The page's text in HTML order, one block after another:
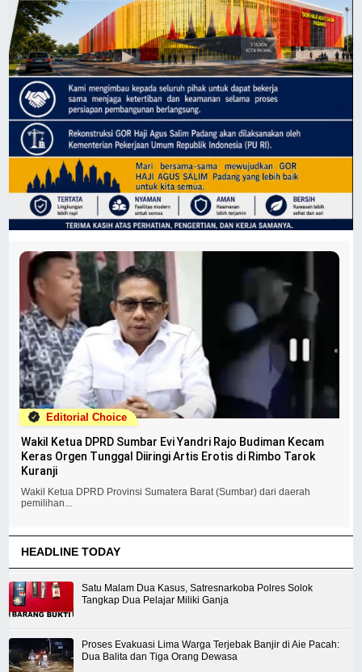
Editorial Choice
Wakil Ketua DPRD Sumbar Evi Yandri Rajo Budiman Kecam
Keras Orgen Tunggal Diiringi Artis Erotis di Rimbo Tarok
Kuranji
Wakil Ketua DPRD Provinsi Sumatera Barat (Sumbar) dari daerah
pemilihan...
HEADLINE TODAY
Satu Malam Dua Kasus, Satresnarkoba Polres Solok
Tangkap Dua Pelajar Miliki Ganja
Proses Evakuasi Lima Warga Terjebak Banjir di Aie Pacah:
Dua Balita dan Tiga Orang Dewasa